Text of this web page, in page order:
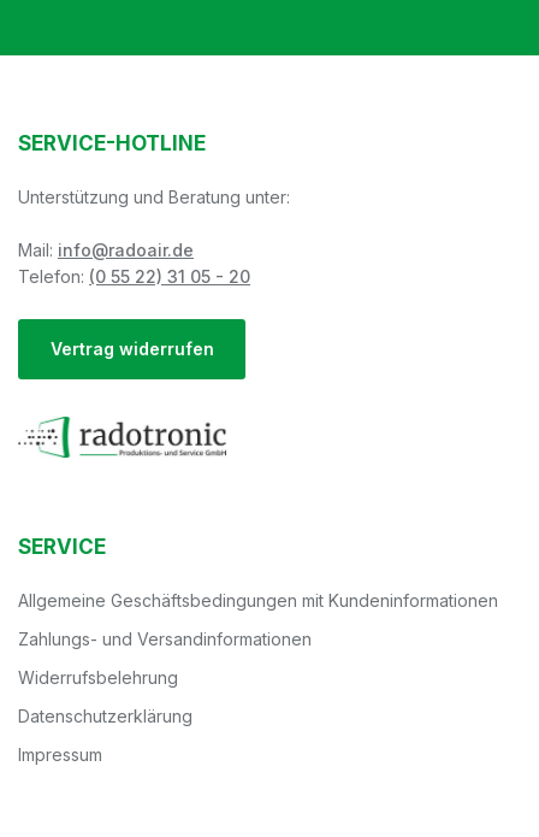
SERVICE-HOTLINE
Unterstützung und Beratung unter:
Mail: info@radoair.de
Telefon: (0 55 22) 31 05 - 20
Vertrag widerrufen
SERVICE
Allgemeine Geschäftsbedingungen mit Kundeninformationen
Zahlungs- und Versandinformationen
Widerrufsbelehrung
Datenschutzerklärung
Impressum